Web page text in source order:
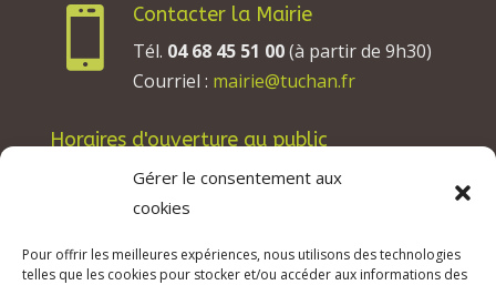
Gérer le consentement aux
cookies
Pour offrir les meilleures expériences, nous utilisons des technologies
telles que les cookies pour stocker et/ou accéder aux informations des

Contacter la Mairie
Tél. 04 68 45 51 00(à partir de 9h30)
Courriel : mairie@tuchan.fr
Horaires d'ouverture au public
Les lundis, mardis et jeudis : de 8h à 12h et de
13h30 à 17h30.
Les vendredis : de 8h à 12h.